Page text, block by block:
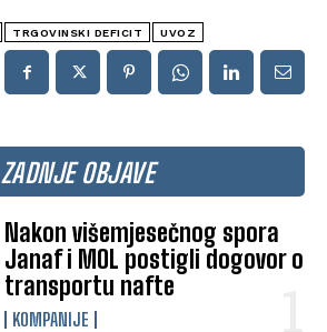
ZADNJE OBJAVE
Nakon višemjesečnog spora
Janaf i MOL postigli dogovor o
transportu nafte
KOMPANIJE
TRGOVINSKI DEFICIT UVOZ